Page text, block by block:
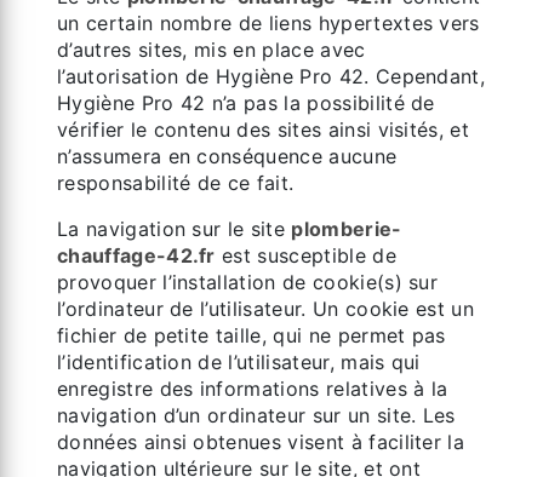
un certain nombre de liens hypertextes vers
d’autres sites, mis en place avec
l’autorisation de Hygiène Pro 42. Cependant,
Hygiène Pro 42 n’a pas la possibilité de
vérifier le contenu des sites ainsi visités, et
n’assumera en conséquence aucune
responsabilité de ce fait.
La navigation sur le site plomberie-
chauffage-42.fr est susceptible de
provoquer l’installation de cookie(s) sur
l’ordinateur de l’utilisateur. Un cookie est un
fichier de petite taille, qui ne permet pas
l’identification de l’utilisateur, mais qui
enregistre des informations relatives à la
navigation d’un ordinateur sur un site. Les
données ainsi obtenues visent à faciliter la
navigation ultérieure sur le site, et ont